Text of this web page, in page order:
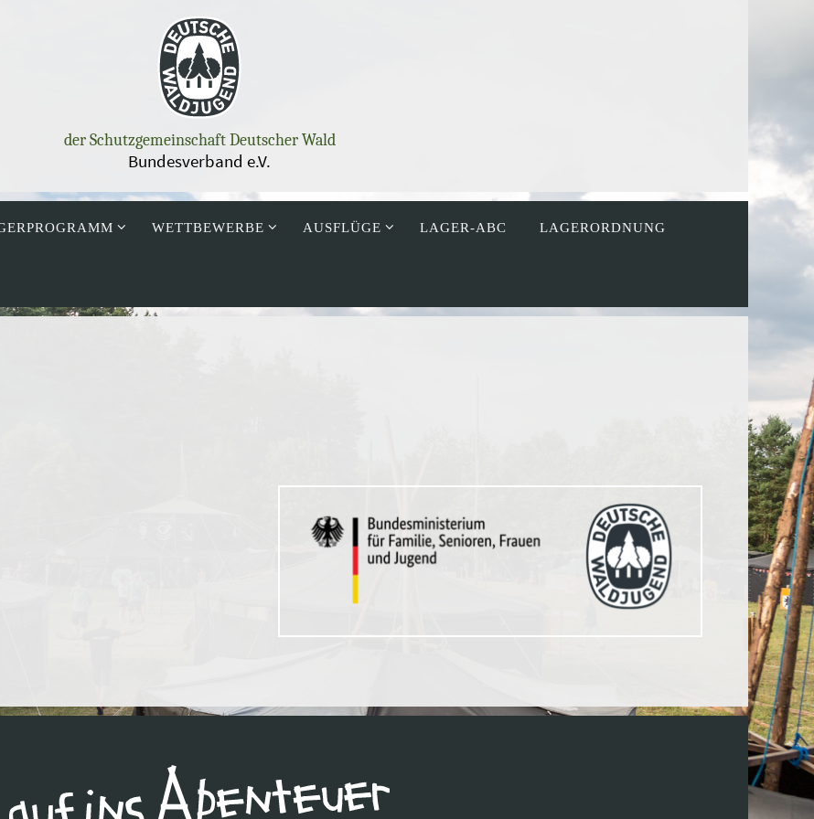
der Schutzgemeinschaft Deutscher Wald
Bundesverband e.V.
WETTBEWERBE AUSFLÜGE LAGER-ABC LAGERORDNUNG